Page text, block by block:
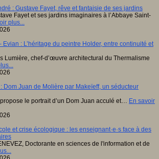
: Gustave Fayet, rêve et fantaisie de ses jardins
Fayet et ses jardins imaginaires à l’Abbaye Saint-
plus...
Evian : L’héritage du peintre Holder, entre continuité et
Lumière, chef-d’œuvre architectural du Thermalisme
Dom Juan de Molière par Makeïeff, un séducteur
le portrait d’un Dom Juan acculé et… En savoir
et crise écologique : les enseignant·e·s face à des
Doctorante en sciences de l'information et de